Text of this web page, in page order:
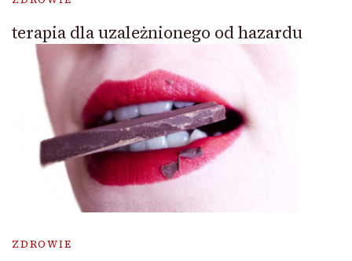
terapia dla uzależnionego od hazardu
ZDROWIE